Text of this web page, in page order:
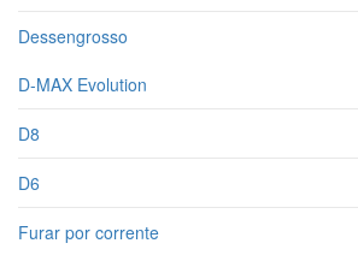
Dessengrosso
D-MAX Evolution
D8
D6
Furar por corrente